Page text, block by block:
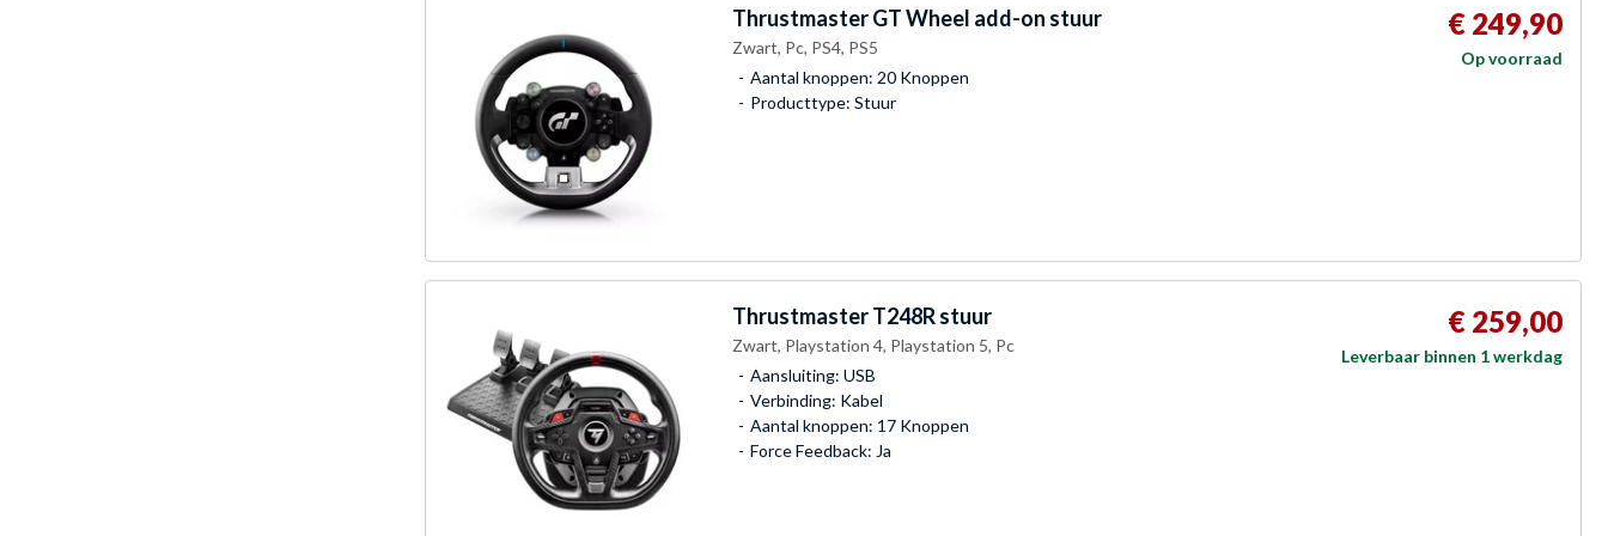
ThrustmasterGT Wheel add-on stuur
Zwart, Pc, PS4, PS5
Aantal knoppen: 20 Knoppen
Producttype: Stuur
€ 249,90
Op voorraad
ThrustmasterT248R stuur
Zwart, Playstation 4, Playstation 5, Pc
Aansluiting: USB
Verbinding: Kabel
Aantal knoppen: 17 Knoppen
Force Feedback: Ja
€ 259,00
Leverbaar binnen 1 werkdag